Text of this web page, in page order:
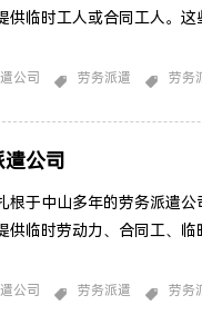
供临时工人或合同工人。
的需求，提供劳动力支持
：临时工人提供： 劳务派
公司
劳务派遣 劳务
公司
根于中山多年的劳务派遣
供临时劳动力、合同工、
。锐博劳务派遣公司的服
和法律合规性等方面。以下
公司
劳务派遣 劳务